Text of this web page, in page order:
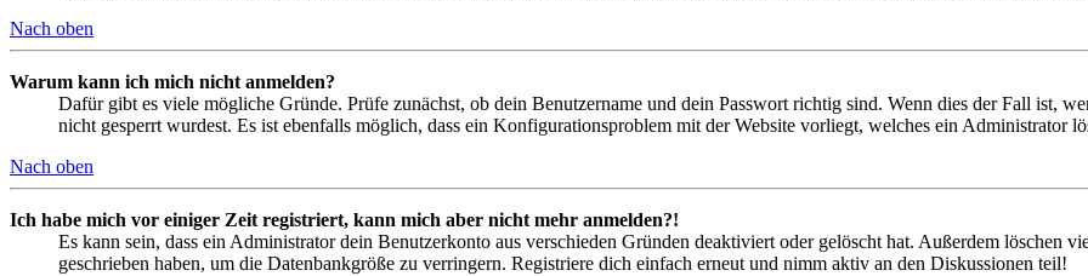
Nach oben
Warum kann ich mich nicht anmelden?
Dafür gibt es viele mögliche Gründe. Prüfe zunächst, ob dein Benutzername und dein Passwort richtig sind. Wenn dies der Fall ist,
nicht gesperrt wurdest. Es ist ebenfalls möglich, dass ein Konfigurationsproblem mit der Website vorliegt, welches ein Administrator
Nach oben
Ich habe mich vor einiger Zeit registriert, kann mich aber nicht mehr anmelden?!
Es kann sein, dass ein Administrator dein Benutzerkonto aus verschieden Gründen deaktiviert oder gelöscht hat. Außerdem löschen
geschrieben haben, um die Datenbankgröße zu verringern. Registriere dich einfach erneut und nimm aktiv an den Diskussionen teil!